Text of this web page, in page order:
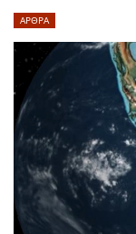
ΑΡΘΡΑ